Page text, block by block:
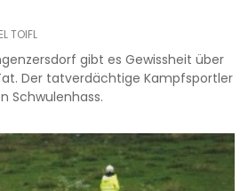
TOIFL
gibt es Gewissheit über
Der tatverdächtige Kampfsportler
Schwulenhass.